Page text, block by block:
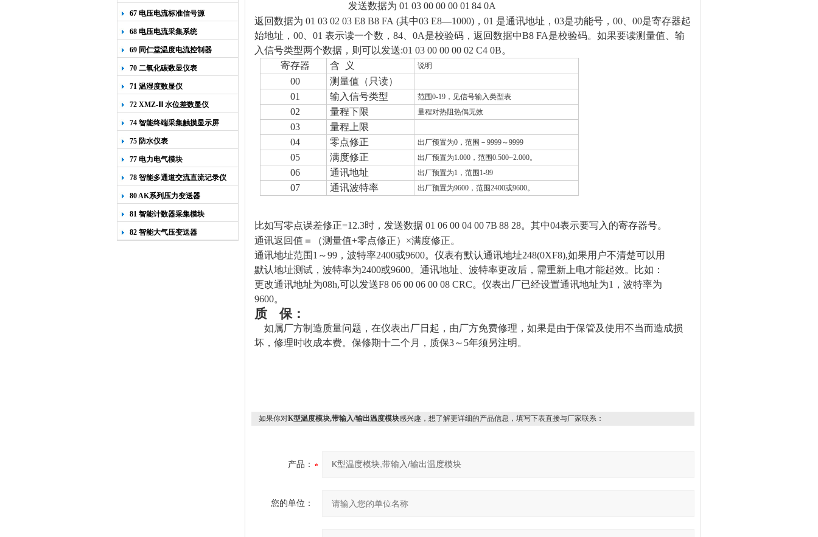
67 电压电流标准信号源
68 电压电流采集系统
69 同仁堂温度电流控制器
70 二氧化碳数显仪表
71 温湿度数显仪
72 XMZ-Ⅲ 水位差数显仪
74 智能终端采集触摸显示屏
75 防水仪表
77 电力电气模块
78 智能多通道交流直流记录仪
80 AK系列压力变送器
81 智能计数器采集模块
82 智能大气压变送器
发送数据为 01 03 00 00 00 01 84 0A
返回数据为 01 03 02 03 E8 B8 FA (其中03 E8—1000)，01 是通讯地址，03是功能号，00、00是寄存器起
始地址，00、01 表示读一个数，84、0A是校验码，返回数据中B8 FA是校验码。如果要读测量值、输
入信号类型两个数据，则可以发送:01 03 00 00 00 02 C4 0B。
寄存器
含 义 说明
00
测量值（只读）
01
输入信号类型 范围0-19 ，见信号输入类型表
02 量程下限 量程对热阻热偶无效
03
量程上限
04
零点修正 出厂预置为0 ，范围－ 9999～9999
05 满度修正 出厂预置为1.000 ，范围0.500~2.000。
06 通讯地址 出厂预置为1 ，范围 1-99
07 通讯波特率 出厂预置为9600 ，范围2400或9600。
比如写零点误差修正=12.3时，发送数据 01 06 00 04 00 7B 88 28。其中04表示要写入的寄存器号。
通讯返回值＝（测量值+零点修正）×满度修正。
通讯地址范围1～99，波特率2400或9600。仪表有默认通讯地址248(0XF8),如果用户不清楚可以用
默认地址测试，波特率为2400或9600。通讯地址、波特率更改后，需重新上电才能起效。
比如：
更改通讯地址为08h,可以发送F8 06 00 06 00 08 CRC。 仪表出厂已经设置通讯地址为1，波特率为
9600。
质 保：
如属厂方制造质量问题，在仪表出厂日起，由厂方免费修理，如果是由于保管及使用不当而造成损
坏，修理时收成本费。保修期十二个月，质保3～5年须另注明。
如果你对K型温度模块,带输入/输出温度模块感兴趣，想了解更详细的产品信息，填写下表直接与厂家联系：
产品：
您的单位：